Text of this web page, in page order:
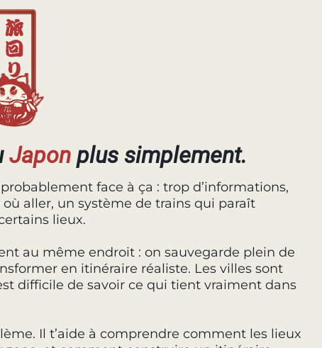
Japonplus simplement.
face à ça : trop d’informations,
aller, un système de trains qui paraît
lieux.
au même endroit : on sauvegarde plein de
en itinéraire réaliste. Les villes sont
difficile de savoir ce qui tient vraiment dans
Il t’aide à comprendre comment les lieux